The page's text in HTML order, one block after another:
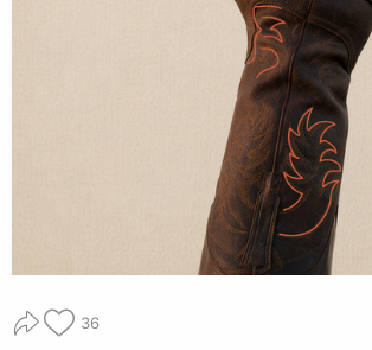
36